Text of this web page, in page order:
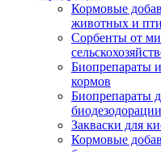
Кормовые
животных и
Сорбенты от
Биопрепараты
кормов
Биопрепараты
биодезодорации
Закваски для
Кормовые